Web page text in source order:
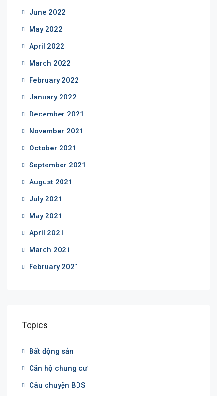
June 2022
May 2022
April 2022
March 2022
February 2022
January 2022
December 2021
November 2021
October 2021
September 2021
August 2021
July 2021
May 2021
April 2021
March 2021
February 2021
Topics
Bất động sản
Căn hộ chung cư
Câu chuyện BDS